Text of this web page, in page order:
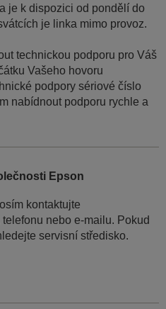
je k dispozici od pondělí do
je linka mimo provoz.
technickou podporu pro Váš
Vašeho hovoru
podpory sériové číslo
nabídnout podporu rychle a
Epson
kontaktujte
nebo e-mailu. Pokud
servisní středisko.